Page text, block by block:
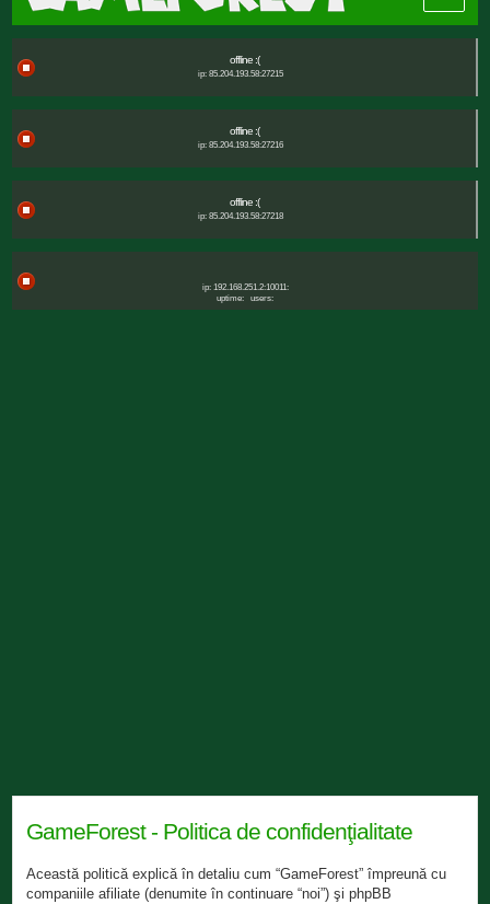
offline :(
ip: 85.204.193.58:27215
offline :(
ip: 85.204.193.58:27216
offline :(
ip: 85.204.193.58:27218
ip: 192.168.251.2:10011:
uptime:
users:
GameForest - Politica de confidenţialitate
Această politică explică în detaliu cum “GameForest” împreună cu
companiile afiliate (denumite în continuare “noi”) şi phpBB